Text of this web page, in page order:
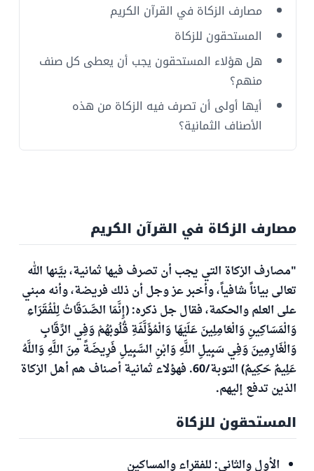
مصارف الزكاة في القرآن الكريم
المستحقون للزكاة
هل هؤلاء المستحقون يجب أن يعطى كل صنف
منهم؟
أيها أولى أن تصرف فيه الزكاة من هذه
الأصناف الثمانية؟
مصارف الزكاة في القرآن الكريم
"مصارف الزكاة التي يجب أن تصرف فيها ثمانية، بيَّنها الله
تعالى بياناً شافياً، وأخبر عز وجل أن ذلك فريضة، وأنه مبني
على العلم والحكمة، فقال جل ذكره: (إِنَّمَا الصَّدَقَاتُ لِلْفُقَرَاءِ
وَالْمَسَاكِينِ وَالْعَامِلِينَ عَلَيْهَا وَالْمُؤَلَّفَةِ قُلُوبُهُمْ وَفِي الرِّقَابِ
وَالْغَارِمِينَ وَفِي سَبِيلِ اللَّهِ وَابْنِ السَّبِيلِ فَرِيضَةً مِنَ اللَّهِ وَاللَّهُ
عَلِيمٌ حَكِيمٌ) التوبة/60. فهؤلاء ثمانية أصناف هم أهل الزكاة
الذين تدفع إليهم.
المستحقون للزكاة
الأول والثاني: للفقراء والمساكين